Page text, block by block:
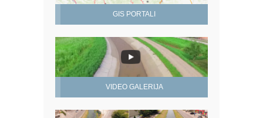
GIS PORTALI
VIDEO GALERIJA